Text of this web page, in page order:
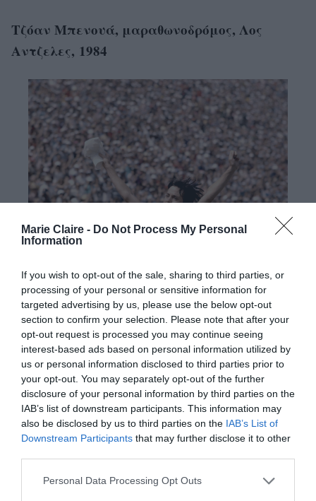
Marie Claire - Do Not Process My Personal
Information
If you wish to opt-out of the sale, sharing to third parties, or
processing of your personal or sensitive information for
targeted advertising by us, please use the below opt-out
section to confirm your selection. Please note that after your
opt-out request is processed you may continue seeing
interest-based ads based on personal information utilized by
us or personal information disclosed to third parties prior to
your opt-out. You may separately opt-out of the further
disclosure of your personal information by third parties on the
IAB’s list of downstream participants. This information may
also be disclosed by us to third parties on the IAB’s List of
Downstream Participants that may further disclose it to other
Personal Data Processing Opt Outs
Τζόαν Μπενουά, μαραθωνοδρόμος, Λος
Αντζελες, 1984
Getty Images
Οι γυναίκες έτρεξαν για πρώτη φορά